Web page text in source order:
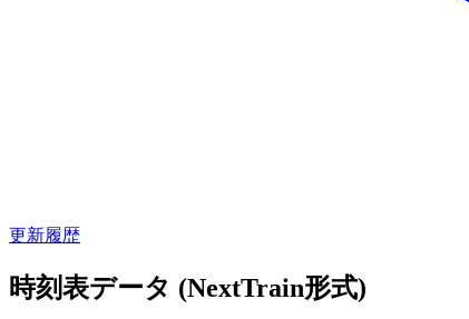
更新履歴
時刻表データ (NextTrain形式)